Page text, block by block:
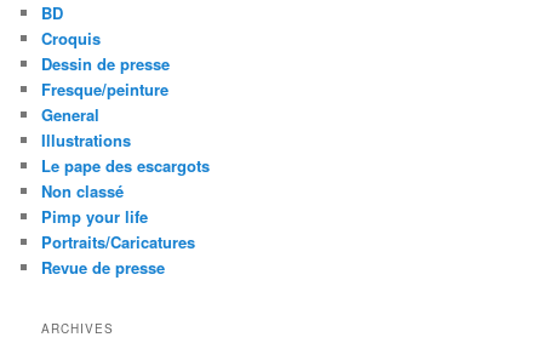
BD
Croquis
Dessin de presse
Fresque/peinture
General
Illustrations
Le pape des escargots
Non classé
Pimp your life
Portraits/Caricatures
Revue de presse
ARCHIVES